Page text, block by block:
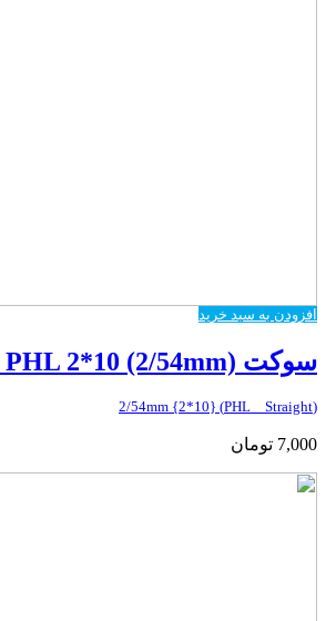
افزودن به سبد خرید
سوکت PHL 2*10 (2/54mm) صاف
(PHL _ Straight) {2*10} 2/54mm
7,000 تومان